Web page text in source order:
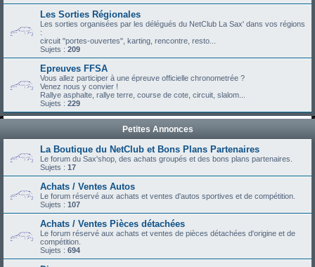
Les Sorties Régionales
Les sorties organisées par les délégués du NetClub La Sax' dans vos régions
:
circuit "portes-ouvertes", karting, rencontre, resto...
Sujets : 209
Epreuves FFSA
Vous allez participer à une épreuve officielle chronometrée ?
Venez nous y convier !
Rallye asphalte, rallye terre, course de cote, circuit, slalom...
Sujets : 229
Petites Annonces
La Boutique du NetClub et Bons Plans Partenaires
Le forum du Sax'shop, des achats groupés et des bons plans partenaires.
Sujets : 17
Achats / Ventes Autos
Le forum réservé aux achats et ventes d'autos sportives et de compétition.
Sujets : 107
Achats / Ventes Pièces détachées
Le forum réservé aux achats et ventes de pièces détachées d'origine et de
compétition.
Sujets : 694